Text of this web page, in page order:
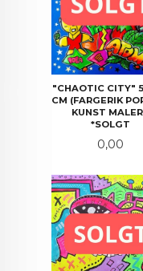
"CHAOTIC CITY"
CM (FARGERIK
KUNST
*SOLGT
Pris
0,00